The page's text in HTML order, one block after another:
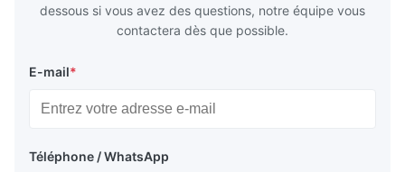
dessous si vous avez des questions, notre équipe vous
contactera dès que possible.
E-mail*
Téléphone / WhatsApp